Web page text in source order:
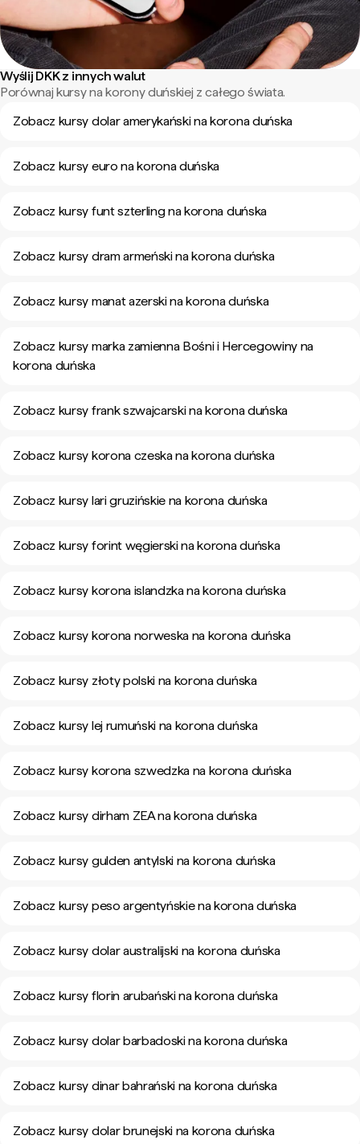
Wyślij DKK z innych walut
Porównaj kursy na korony duńskiej z całego świata.
Zobacz kursy dolar amerykański na korona duńska
Zobacz kursy euro na korona duńska
Zobacz kursy funt szterling na korona duńska
Zobacz kursy dram armeński na korona duńska
Zobacz kursy manat azerski na korona duńska
Zobacz kursy marka zamienna Bośni i Hercegowiny na
korona duńska
Zobacz kursy frank szwajcarski na korona duńska
Zobacz kursy korona czeska na korona duńska
Zobacz kursy lari gruzińskie na korona duńska
Zobacz kursy forint węgierski na korona duńska
Zobacz kursy korona islandzka na korona duńska
Zobacz kursy korona norweska na korona duńska
Zobacz kursy złoty polski na korona duńska
Zobacz kursy lej rumuński na korona duńska
Zobacz kursy korona szwedzka na korona duńska
Zobacz kursy dirham ZEA na korona duńska
Zobacz kursy gulden antylski na korona duńska
Zobacz kursy peso argentyńskie na korona duńska
Zobacz kursy dolar australijski na korona duńska
Zobacz kursy florin arubański na korona duńska
Zobacz kursy dolar barbadoski na korona duńska
Zobacz kursy dinar bahrański na korona duńska
Zobacz kursy dolar brunejski na korona duńska